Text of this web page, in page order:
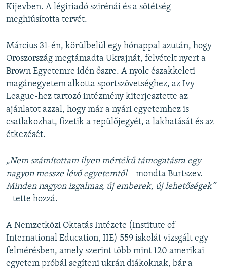
Kijevben. A légiriadó szirénái és a sötétség
meghiúsította tervét.
Március 31-én, körülbelül egy hónappal azután, hogy
Oroszország megtámadta Ukrajnát, felvételt nyert a
Brown Egyetemre idén őszre. A nyolc északkeleti
magánegyetem alkotta sportszövetséghez, az Ivy
League-hez tartozó intézmény kiterjesztette az
ajánlatot azzal, hogy már a nyári egyetemhez is
csatlakozhat, fizetik a repülőjegyét, a lakhatását és az
étkezését.
„Nem számítottam ilyen mértékű támogatásra egy
nagyon messze lévő egyetemtől– mondta Burtszev. –
Minden nagyon izgalmas, új emberek, új lehetőségek”
– tette hozzá.
A Nemzetközi Oktatás Intézete (Institute of
International Education, IIE) 559 iskolát vizsgált egy
felmérésben, amely szerint több mint 120 amerikai
egyetem próbál segíteni ukrán diákoknak, bár a